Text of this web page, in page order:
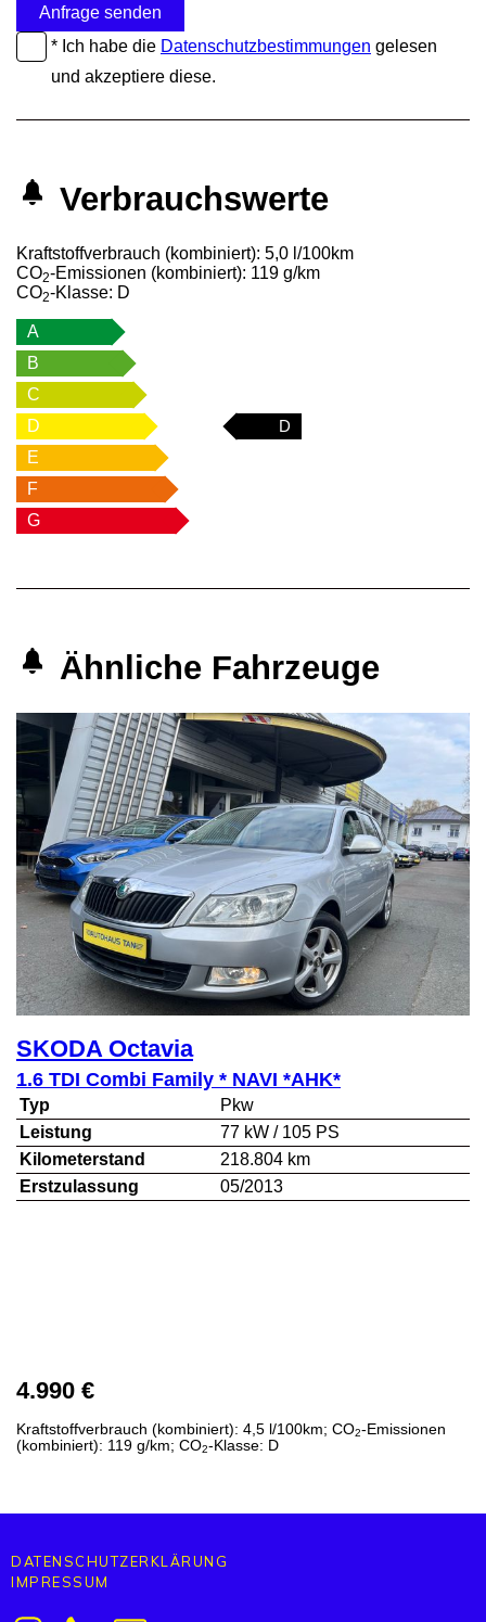
Anfrage senden
* Ich habe die Datenschutzbestimmungen gelesen
und akzeptiere diese.
Verbrauchswerte
Kraftstoffverbrauch (kombiniert): 5,0 l/100km
CO2-Emissionen (kombiniert): 119 g/km
CO2-Klasse: D
A
B
C
D
D
E
F
G
Ähnliche Fahrzeuge
SKODA Octavia
1.6 TDI Combi Family * NAVI *AHK*
Typ
Pkw
Leistung
77 kW / 105 PS
Kilometerstand
218.804 km
Erstzulassung
05/2013
4.990 €
Kraftstoffverbrauch (kombiniert): 4,5 l/100km; CO2-Emissionen
(kombiniert): 119 g/km; CO2-Klasse: D
DATENSCHUTZERKLÄRUNG
IMPRESSUM